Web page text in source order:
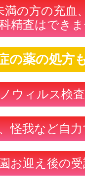
満の方の充血
精査はでき
の薬の処方
ウィルス検
怪我など自
お迎え後の